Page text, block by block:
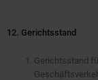
12. Gerichtsstand
Gerichtsstand